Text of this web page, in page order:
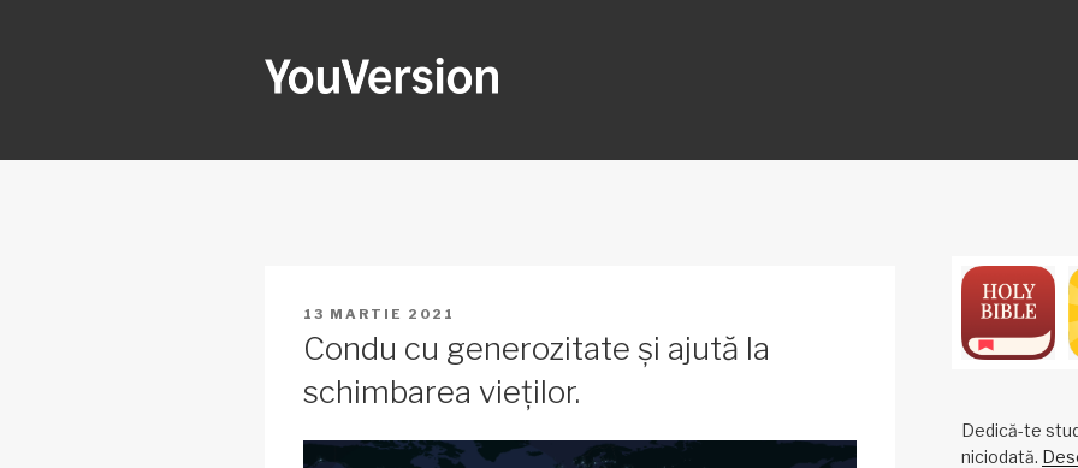
PUBLICAT
13 MARTIE 2021
Condu cu generozitate și ajută la
schimbarea vieților.
Dedică-te
niciodată.